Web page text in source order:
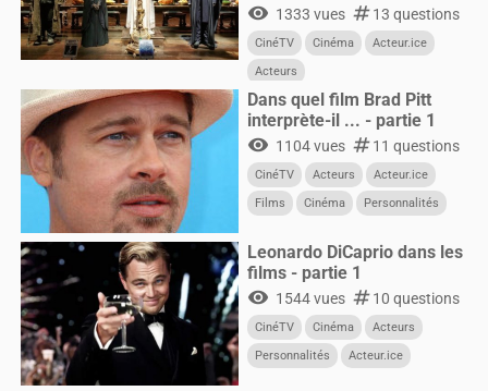
visibility 1333 vues numbers13 questions
CinéTV Cinéma
Acteur.ice
Acteurs
Dans quel film Brad Pitt
interprète-il ... - partie 1
visibility 1104 vues numbers11 questions
CinéTV Acteurs
Acteur.ice
Films
Cinéma Personnalités
Leonardo DiCaprio dans les
films - partie 1
visibility 1544 vues numbers10 questions
CinéTV Cinéma
Acteurs
Personnalités
Acteur.ice